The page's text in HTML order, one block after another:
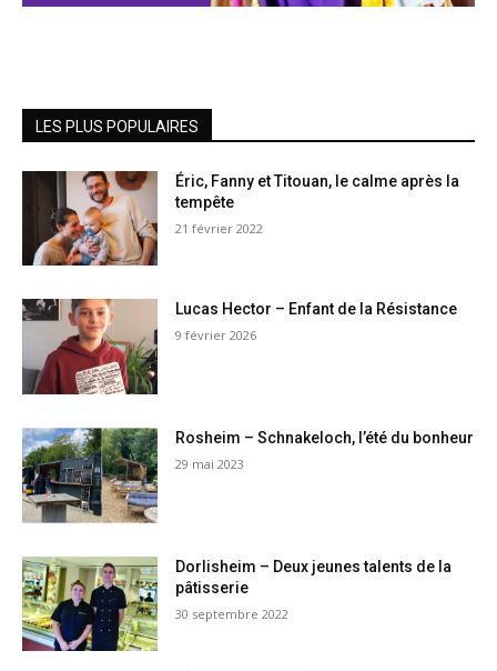
LES PLUS POPULAIRES
Éric, Fanny et Titouan, le calme après la
tempête
21 février 2022
Lucas Hector – Enfant de la Résistance
9 février 2026
Rosheim – Schnakeloch, l’été du bonheur
29 mai 2023
Dorlisheim – Deux jeunes talents de la
pâtisserie
30 septembre 2022